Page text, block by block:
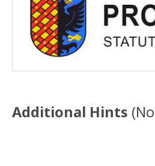
Additional Hints (